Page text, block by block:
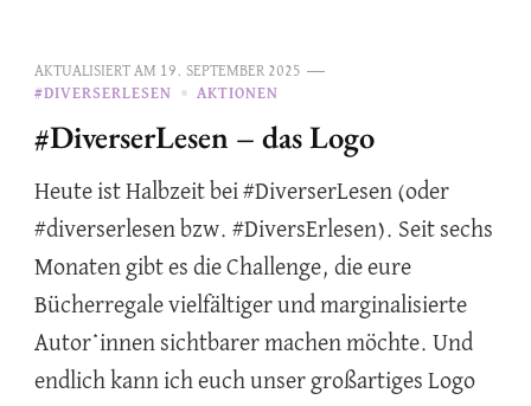
AKTUALISIERT AM 19. SEPTEMBER 2025
#DIVERSERLESEN
AKTIONEN
#DiverserLesen – das Logo
Heute ist Halbzeit bei #DiverserLesen (oder
#diverserlesen bzw. #DiversErlesen). Seit sechs
Monaten gibt es die Challenge, die eure
Bücherregale vielfältiger und marginalisierte
Autor*innen sichtbarer machen möchte. Und
endlich kann ich euch unser großartiges Logo